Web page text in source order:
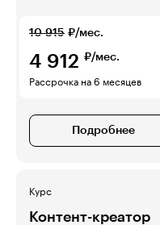
10 915 ₽/мес.
4 912 ₽/мес.
Рассрочка на 6 месяцев
Подробнее
Курс
Контент-креатор